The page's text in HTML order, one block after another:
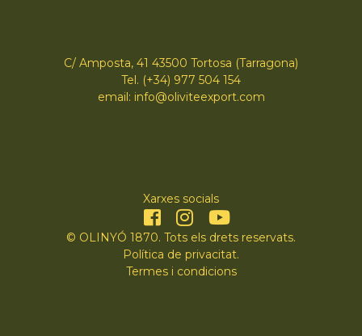
C/ Amposta, 41 43500 Tortosa (Tarragona)
Tel. (+34) 977 504 154
email: info@oliviteexport.com
Xarxes socials
© OLINYÓ 1870. Tots els drets reservats.
Política de privacitat.
Termes i condicions